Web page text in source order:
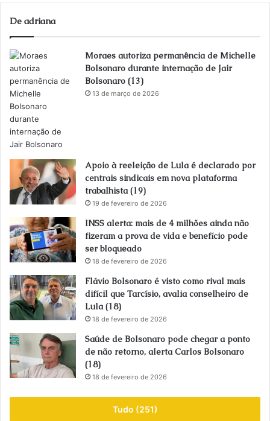
De adriana
Moraes autoriza permanência de Michelle
Bolsonaro durante internação de Jair
Bolsonaro (13)
13 de março de 2026
Apoio à reeleição de Lula é declarado por
centrais sindicais em nova plataforma
trabalhista (19)
19 de fevereiro de 2026
INSS alerta: mais de 4 milhões ainda não
fizeram a prova de vida e benefício pode
ser bloqueado
18 de fevereiro de 2026
Flávio Bolsonaro é visto como rival mais
difícil que Tarcísio, avalia conselheiro de
Lula (18)
18 de fevereiro de 2026
Saúde de Bolsonaro pode chegar a ponto
de não retorno, alerta Carlos Bolsonaro
(18)
18 de fevereiro de 2026
Tudo (251)